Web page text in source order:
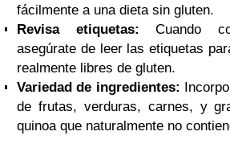
fácilmente a una dieta sin gluten.
Revisa etiquetas: Cuando
asegúrate de leer las etiquetas
realmente libres de gluten.
Variedad de ingredientes:
de frutas, verduras, carnes, y
quinoa que naturalmente no